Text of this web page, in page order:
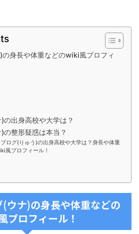
の身長や体重などのwiki風プロフィ
の出身高校や大学は？
の整形疑惑は本当？
ログ(りゅう)の出身高校や大学は？身長や体重
風プロフィール！
ウナ)の身長や体重などの
ロフィール！